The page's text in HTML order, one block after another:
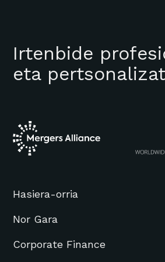
Irtenbide
eta
Hasiera-orria
Nor Gara
Corporate Finance